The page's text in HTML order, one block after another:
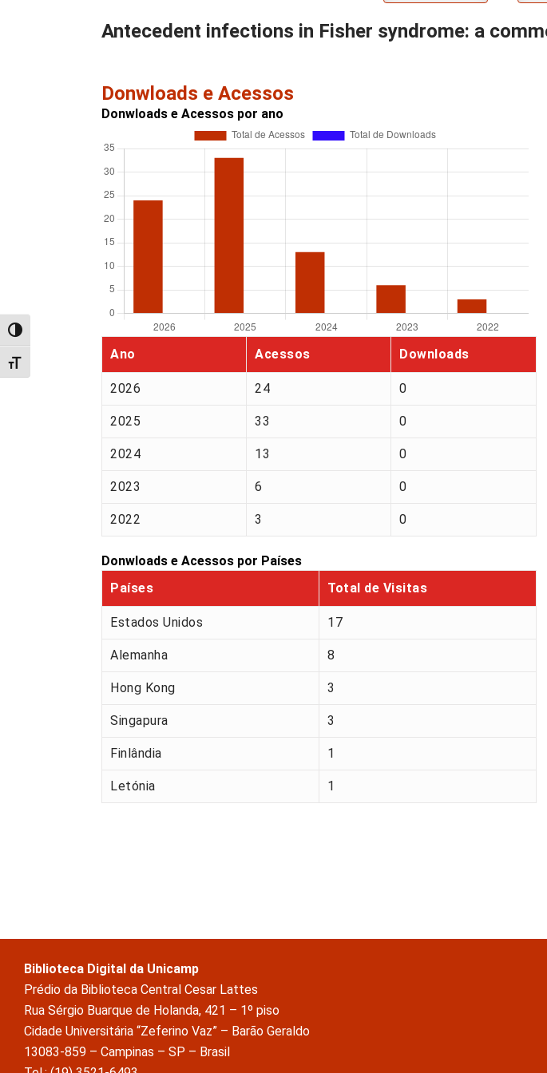
Alternar alto contraste
Alternar tamanho da fonte
Antecedent infections in Fisher syndrome: a
Donwloads e Acessos
Donwloads e Acessos por ano
Ano Acessos Downloads
2026 24 0
2025 33 0
2024 13 0
2023 6 0
2022 3 0
Donwloads e Acessos por Países
Países
Total de Visitas
Estados Unidos 17
Alemanha 8
Hong Kong 3
Singapura 3
Finlândia 1
Letónia 1
Biblioteca Digital da Unicamp
Prédio da Biblioteca Central Cesar Lattes
Rua Sérgio Buarque de Holanda, 421 – 1º piso
Cidade Universitária “Zeferino Vaz” – Barão Geraldo
13083-859 – Campinas – SP – Brasil